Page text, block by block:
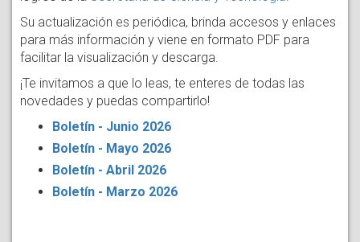
Su actualización es periódica, brinda accesos y enlaces
para más información y viene en formato PDF para
facilitar la visualización y descarga.
¡Te invitamos a que lo leas, te enteres de todas las
novedades y puedas compartirlo!
Boletín - Junio 2026
Boletín - Mayo 2026
Boletín - Abril 2026
Boletín - Marzo 2026